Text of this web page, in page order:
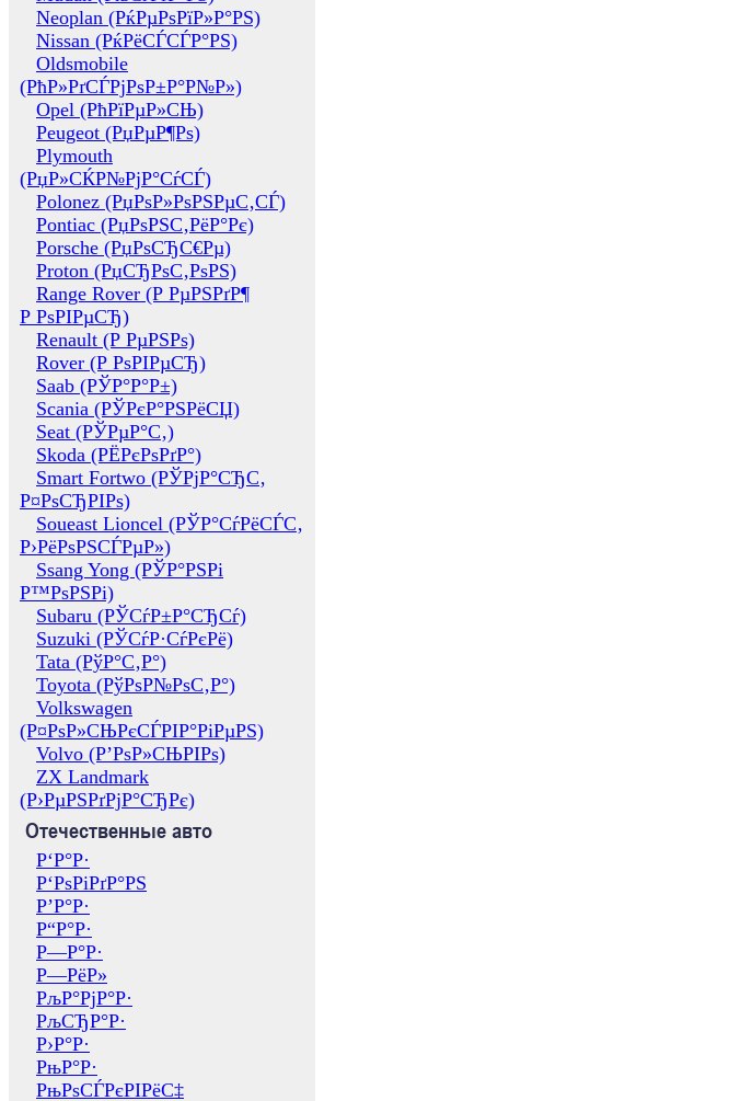
Neoplan (РќРµРѕРїР»Р°РЅ)
Nissan (РќРёСЃСЃР°РЅ)
Oldsmobile
(РћР»РґСЃРјРѕР±Р°Р№Р»)
Opel (РћРїРµР»СЊ)
Peugeot (РџРµР¶Рѕ)
Plymouth
(РџР»СЌР№РјР°СѓСЃ)
Polonez (РџРѕР»РѕРЅРµС‚СЃ)
Pontiac (РџРѕРЅС‚РёР°Рє)
Porsche (РџРѕСЂС€Рµ)
Proton (РџСЂРѕС‚РѕРЅ)
Range Rover (Р РµРЅРґР¶
Р РѕРІРµСЂ)
Renault (Р РµРЅРѕ)
Rover (Р РѕРІРµСЂ)
Saab (РЎР°Р°Р±)
Scania (РЎРєР°РЅРёСЏ)
Seat (РЎРµР°С‚)
Skoda (РЁРєРѕРґР°)
Smart Fortwo (РЎРјР°СЂС‚
Р¤РѕСЂРІРѕ)
Soueast Lioncel (РЎР°СѓРёСЃС‚
Р›РёРѕРЅСЃРµР»)
Ssang Yong (РЎР°РЅРі
Р™РѕРЅРі)
Subaru (РЎСѓР±Р°СЂСѓ)
Suzuki (РЎСѓР·СѓРєРё)
Tata (РўР°С‚Р°)
Toyota (РўРѕР№РѕС‚Р°)
Volkswagen
(Р¤РѕР»СЊРєСЃРІР°РіРµРЅ)
Volvo (Р’РѕР»СЊРІРѕ)
ZX Landmark
(Р›РµРЅРґРјР°СЂРє)
Отечественные авто
Р‘Р°Р·
Р‘РѕРіРґР°РЅ
Р’Р°Р·
Р“Р°Р·
Р—Р°Р·
Р—РёР»
РљР°РјР°Р·
РљСЂР°Р·
Р›Р°Р·
РњР°Р·
РњРѕСЃРєРІРёС‡